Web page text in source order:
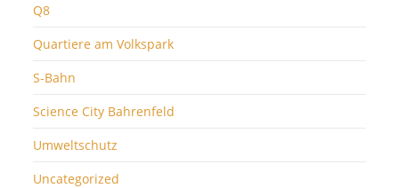
Q8
Quartiere am Volkspark
S-Bahn
Science City Bahrenfeld
Umweltschutz
Uncategorized